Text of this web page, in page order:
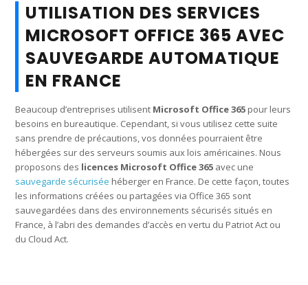
UTILISATION DES SERVICES
MICROSOFT OFFICE 365 AVEC
SAUVEGARDE AUTOMATIQUE
EN FRANCE
Beaucoup d’entreprises utilisent Microsoft Office 365 pour leurs
besoins en bureautique. Cependant, si vous utilisez cette suite
sans prendre de précautions, vos données pourraient être
hébergées sur des serveurs soumis aux lois américaines. Nous
proposons des licences Microsoft Office 365 avec une
sauvegarde sécurisée héberger en France. De cette façon, toutes
les informations créées ou partagées via Office 365 sont
sauvegardées dans des environnements sécurisés situés en
France, à l’abri des demandes d’accès en vertu du Patriot Act ou
du Cloud Act.